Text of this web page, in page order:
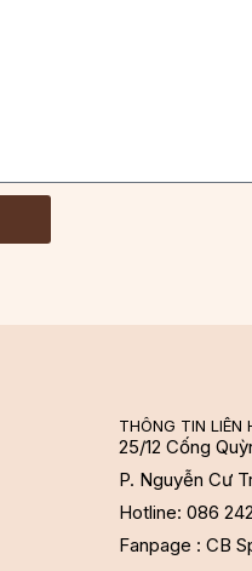
THÔNG TIN LIÊN
25/12 Cống
P. Nguyễn Cư
Hotline: 086
Fanpage : CB